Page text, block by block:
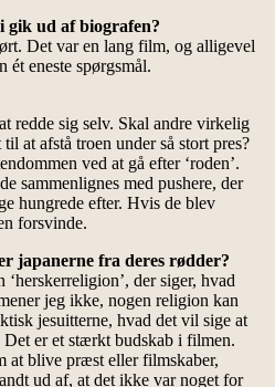
gik ud af biografen?
Det var en lang film, og alligevel
ét eneste spørgsmål.
redde sig selv. Skal andre virkelig
at afstå troen under så stort pres?
ved at gå efter ‘roden’.
sammenlignes med pushere, der
hungrede efter. Hvis de blev
forsvinde.
japanerne fra deres rødder?
der siger, hvad
jeg ikke, nogen religion kan
jesuitterne, hvad det vil sige at
er et stærkt budskab i filmen.
at blive præst eller filmskaber,
ud af, at det ikke var noget for